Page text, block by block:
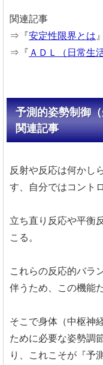
関連記事
⇒『安定性限界とは 』
⇒『 ＡＤＬ（日常生
予測的姿勢制御
関連記事
反射や反応は何かし
す、自分ではコント
立ち直り反応や平衡
こる。
これらの反応的バラ
伴うため、この機能
そこで身体（中枢神
ために必要な姿勢調
り、これこそが『予